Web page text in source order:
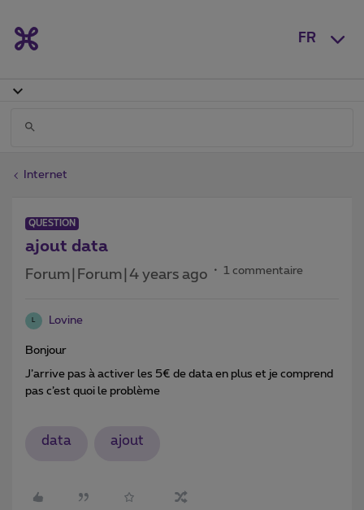
FR
Internet
QUESTION
ajout data
Forum|Forum|4 years ago 1 commentaire
L Lovine
Bonjour
J’arrive pas à activer les 5€ de data en plus et je comprend
pas c’est quoi le problème
data ajout